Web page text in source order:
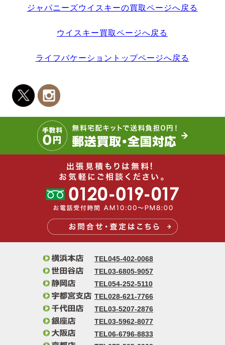
ジャパニーズウイスキーの買取ページへ戻る
ウイスキー買取ページへ戻る
ライフバケーショントップページへ戻る
TEL045-402-0068
TEL03-6805-9057
TEL054-252-5110
TEL028-621-7766
TEL03-5207-2876
TEL03-5962-8077
TEL06-6796-8833